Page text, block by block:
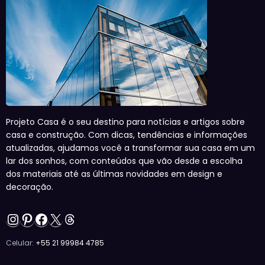
Projeto Casa é o seu destino para notícias e artigos sobre
casa e construção. Com dicas, tendências e informações
atualizadas, ajudamos você a transformar sua casa em um
lar dos sonhos, com conteúdos que vão desde a escolha
dos materiais até as últimas novidades em design e
decoração.
Instagram
Pinterest
Facebook
X Threads
Celular: +55 21 99984 4785